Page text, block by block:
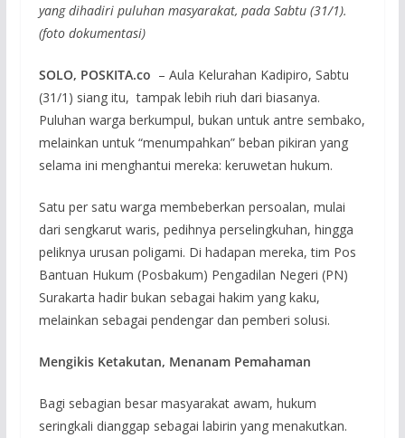
yang dihadiri puluhan masyarakat, pada Sabtu (31/1).
(foto dokumentasi)
SOLO, POSKITA.co – Aula Kelurahan Kadipiro, Sabtu
(31/1) siang itu, tampak lebih riuh dari biasanya.
Puluhan warga berkumpul, bukan untuk antre sembako,
melainkan untuk “menumpahkan” beban pikiran yang
selama ini menghantui mereka: keruwetan hukum.
Satu per satu warga membeberkan persoalan, mulai
dari sengkarut waris, pedihnya perselingkuhan, hingga
peliknya urusan poligami. Di hadapan mereka, tim Pos
Bantuan Hukum (Posbakum) Pengadilan Negeri (PN)
Surakarta hadir bukan sebagai hakim yang kaku,
melainkan sebagai pendengar dan pemberi solusi.
Mengikis Ketakutan, Menanam Pemahaman
Bagi sebagian besar masyarakat awam, hukum
seringkali dianggap sebagai labirin yang menakutkan.